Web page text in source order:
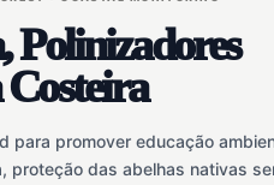
para promover educação
proteção das abelhas nativas